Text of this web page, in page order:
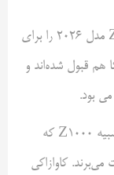
کاوازاکی موتورسیکلت‌های Z1100 و Z1100 SE مدل ۲۰۲۶ را برای
هم قبول شده‌اند و
بود.
مدل‌های تازه Z1100 از سبک طراحی سوگومی شبیه Z1000 که
شد منفعت می‌برند. کاوازاکی